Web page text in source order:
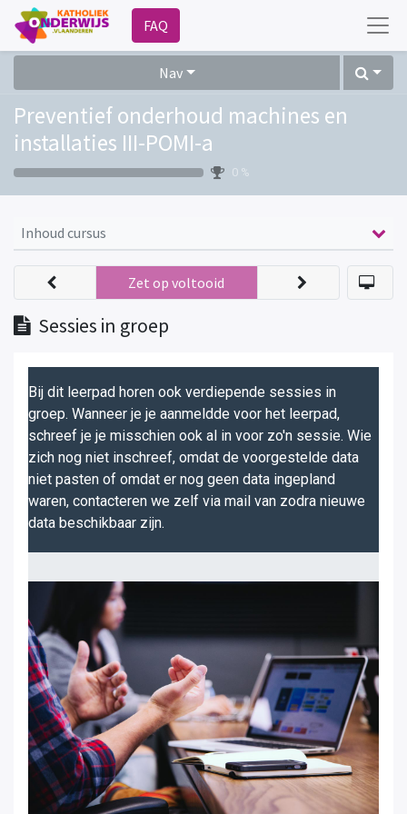
FAQ
Nav
Preventief onderhoud machines en
installaties III-POMI-a
0 %
Inhoud cursus
Sessies in groep
Zet op voltooid
Bij dit leerpad horen ook verdiepende sessies in
groep. Wanneer je je aanmeldde voor het leerpad,
schreef je je misschien ook al in voor zo'n sessie. Wie
zich nog niet inschreef, omdat de voorgestelde data
niet pasten of omdat er nog geen data ingepland
waren, contacteren we zelf via mail van zodra nieuwe
data beschikbaar zijn.